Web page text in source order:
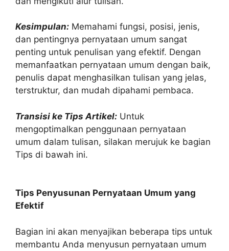
Kesimpulan: Memahami fungsi, posisi, jenis,
dan pentingnya pernyataan umum sangat
penting untuk penulisan yang efektif. Dengan
memanfaatkan pernyataan umum dengan baik,
penulis dapat menghasilkan tulisan yang jelas,
terstruktur, dan mudah dipahami pembaca.
Transisi ke Tips Artikel: Untuk
mengoptimalkan penggunaan pernyataan
umum dalam tulisan, silakan merujuk ke bagian
Tips di bawah ini.
Tips Penyusunan Pernyataan Umum yang
Efektif
Bagian ini akan menyajikan beberapa tips untuk
membantu Anda menyusun pernyataan umum